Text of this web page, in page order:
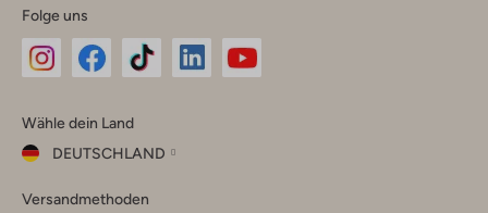
Folge uns
Instagram
Facebook
TikTok
Wähle dein Land
DEUTSCHLAND
dein
Versandmethoden